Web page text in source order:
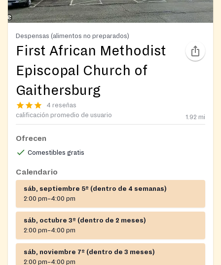
Despensas (alimentos no preparados)
First African Methodist
Episcopal Church of
Gaithersburg
4 reseñas
calificación promedio de usuario
1.92 mi
Ofrecen
Comestibles gratis
Calendario
sáb, septiembre 5º (dentro de 4 semanas)
2:00 pm–4:00 pm
sáb, octubre 3º (dentro de 2 meses)
2:00 pm–4:00 pm
sáb, noviembre 7º (dentro de 3 meses)
2:00 pm–4:00 pm